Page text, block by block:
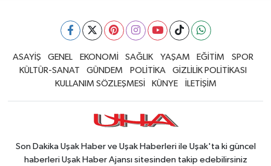
ASAYİŞ GENEL EKONOMİ SAĞLIK YAŞAM EĞİTİM
SPOR
KÜLTÜR-SANAT
GÜNDEM POLİTİKA
GİZLİLİK POLİTİKASI
KULLANIM SÖZLEŞMESİ
KÜNYE İLETİŞİM
Son Dakika Uşak Haber ve Uşak Haberleri ile Uşak'ta ki güncel
haberleri Uşak Haber Ajansı sitesinden takip edebilirsiniz